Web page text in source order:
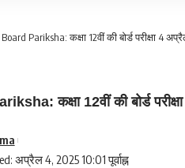
Board Pariksha: कक्षा 12वीं की बोर्ड परीक्षा 4
कक्षा 12वीं की बोर्ड
अप्रैल 4, 2025 10:01 पूर्वाह्न